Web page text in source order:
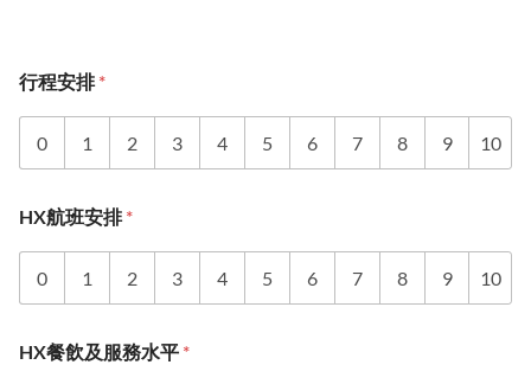
行程安排*
0 1 2 3 4 5 6 7 8 9 10
HX航班安排*
0 1 2 3 4 5 6 7 8 9 10
HX餐飲及服務水平 *